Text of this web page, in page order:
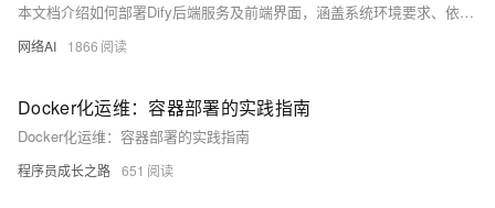
本文档介绍如何部署Dify后端服务及前端界面，涵盖系统环境要求、依赖安装、代码拉取、环境变量配置、服务启动、数据库管理及常见问题解决方案，适用于开发与生产环境部署。
网络AI 1866
Docker化运维：容器部署的实践指南
Docker化运维：容器部署的实践指南
程序员成长之路 651